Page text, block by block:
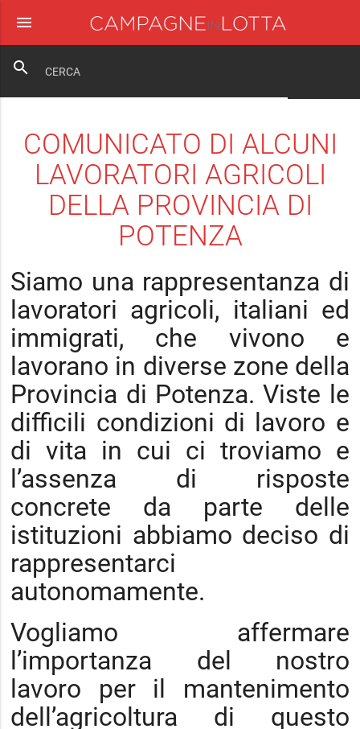
menu
search
COMUNICATO DI ALCUNI
LAVORATORI AGRICOLI
DELLA PROVINCIA DI
POTENZA
Siamo una rappresentanza di
lavoratori agricoli, italiani ed
immigrati, che vivono e
lavorano in diverse zone della
Provincia di Potenza. Viste le
difficili condizioni di lavoro e
di vita in cui ci troviamo e
l’assenza di risposte
concrete da parte delle
istituzioni abbiamo deciso di
rappresentarci
autonomamente.
Vogliamo affermare
l’importanza del nostro
lavoro per il mantenimento
dell’agricoltura di questo